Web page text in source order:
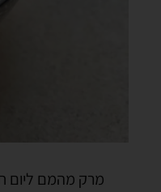
מרק מהמם ליום